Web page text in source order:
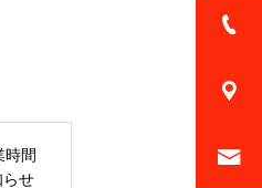
時間
らせ